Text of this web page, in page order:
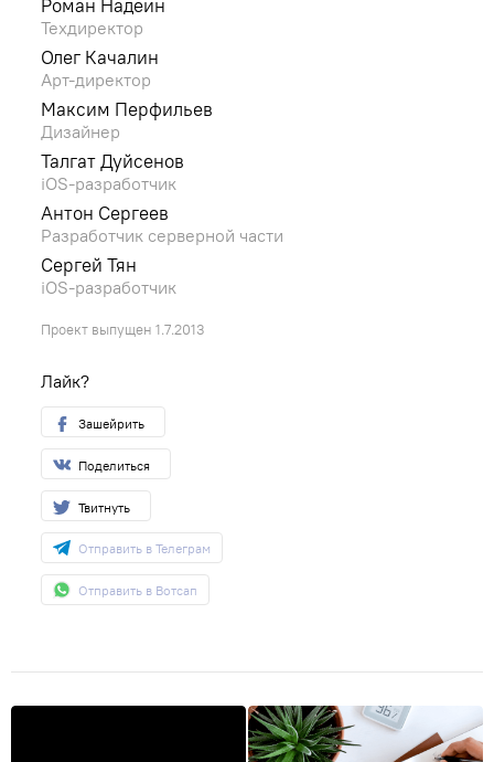
Роман Надеин
Техдиректор
Олег Качалин
Арт-директор
Максим Перфильев
Дизайнер
Талгат Дуйсенов
iOS-разработчик
Антон Сергеев
Разработчик серверной части
Сергей Тян
iOS-разработчик
Проект выпущен 1.7.2013
Лайк?
Зашейрить
Поделиться
Твитнуть
Отправить в Телеграм
Отправить в Вотсап